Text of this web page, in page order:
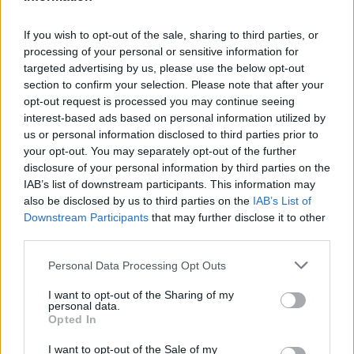
If you wish to opt-out of the sale, sharing to third parties, or
processing of your personal or sensitive information for
targeted advertising by us, please use the below opt-out
section to confirm your selection. Please note that after your
opt-out request is processed you may continue seeing
interest-based ads based on personal information utilized by
us or personal information disclosed to third parties prior to
your opt-out. You may separately opt-out of the further
disclosure of your personal information by third parties on the
IAB’s list of downstream participants. This information may
also be disclosed by us to third parties on the IAB’s List of
Downstream Participants that may further disclose it to other
Personal Data Processing Opt Outs
I want to opt-out of the Sharing of my
personal data.
Opted In
I want to opt-out of the Sale of my
Cómo ir desde Santander Cantabria a Vallejera
Palencia